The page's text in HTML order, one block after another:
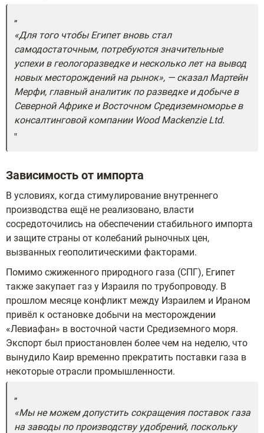
«Для того чтобы Египет вновь стал
самодостаточным, потребуются значительные
успехи в геологоразведке и несколько лет на вывод
новых месторождений на рынок», — сказал Мартейн
Мерфи, главный аналитик по разведке и добыче в
Северной Африке и Восточном Средиземноморье в
консалтинговой компании Wood Mackenzie Ltd.
Зависимость от импорта
В условиях, когда стимулирование внутреннего
производства ещё не реализовано, власти
сосредоточились на обеспечении стабильного импорта
и защите страны от колебаний рыночных цен,
вызванных геополитическими факторами.
Помимо сжиженного природного газа (СПГ), Египет
также закупает газ у Израиля по трубопроводу. В
прошлом месяце конфликт между Израилем и Ираном
привёл к остановке добычи на месторождении
«Левиафан» в восточной части Средиземного моря.
Экспорт был приостановлен более чем на неделю, что
вынудило Каир временно прекратить поставки газа в
некоторые отрасли промышленности.
«Мы не можем допустить сокращения поставок газа
на заводы по производству удобрений, поскольку